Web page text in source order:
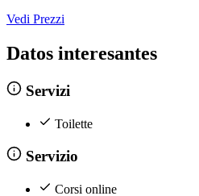
Vedi Prezzi
Datos interesantes
Servizi
Toilette
Servizio
Corsi online